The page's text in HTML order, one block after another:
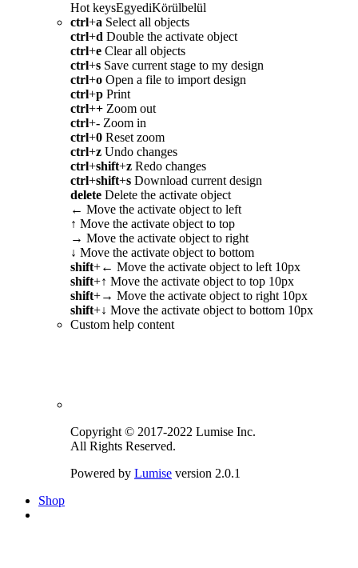
Hot keysEgyediKörülbelül
ctrl+a Select all objects
ctrl+d Double the activate object
ctrl+e Clear all objects
ctrl+s Save current stage to my design
ctrl+o Open a file to import design
ctrl+p Print
ctrl++ Zoom out
ctrl+- Zoom in
ctrl+0 Reset zoom
ctrl+z Undo changes
ctrl+shift+z Redo changes
ctrl+shift+s Download current design
delete Delete the activate object
← Move the activate object to left
↑ Move the activate object to top
→ Move the activate object to right
↓ Move the activate object to bottom
shift+← Move the activate object to left 10px
shift+↑ Move the activate object to top 10px
shift+→ Move the activate object to right 10px
shift+↓ Move the activate object to bottom 10px
Custom help content
Copyright © 2017-2022 Lumise Inc.
All Rights Reserved.
Powered by Lumise version 2.0.1
Shop